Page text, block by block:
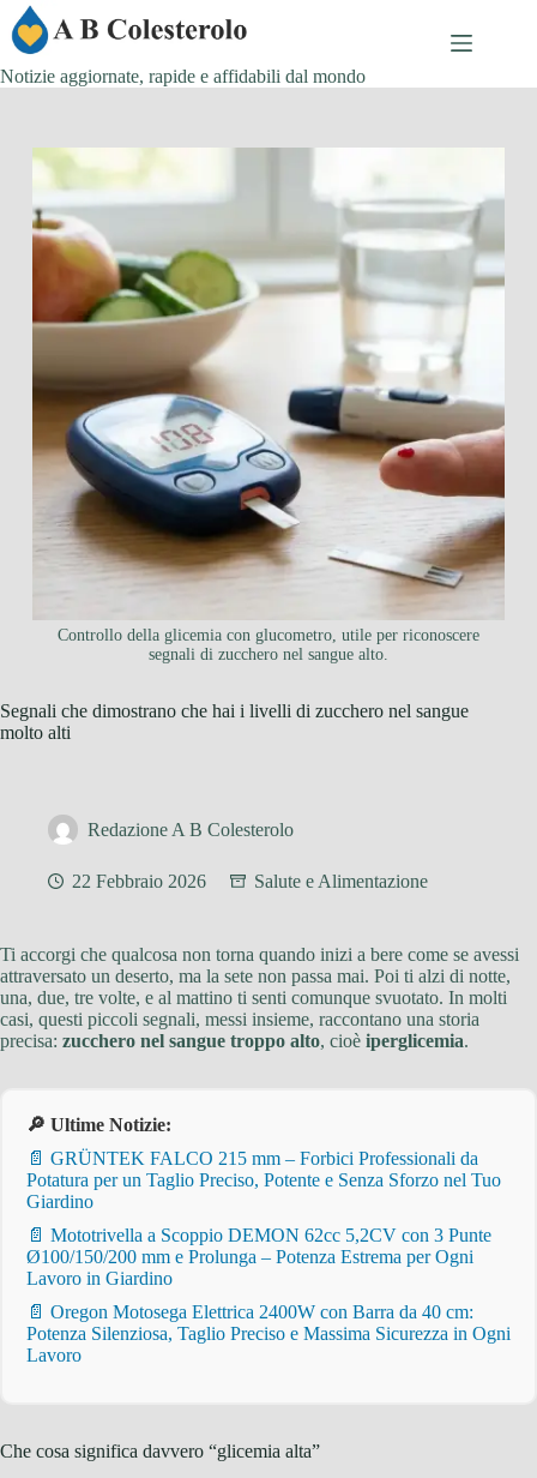
Salta
al
contenuto
Notizie aggiornate, rapide e affidabili dal mondo
Controllo della glicemia con glucometro, utile per riconoscere
segnali di zucchero nel sangue alto.
Segnali che dimostrano che hai i livelli di zucchero nel sangue
molto alti
Redazione A B Colesterolo
22 Febbraio 2026 Salute e Alimentazione
Ti accorgi che qualcosa non torna quando inizi a bere come se avessi
attraversato un deserto, ma la sete non passa mai. Poi ti alzi di notte,
una, due, tre volte, e al mattino ti senti comunque svuotato. In molti
casi, questi piccoli segnali, messi insieme, raccontano una storia
precisa: zucchero nel sangue troppo alto, cioè iperglicemia.
🔎 Ultime Notizie:
📄 GRÜNTEK FALCO 215 mm – Forbici Professionali da
Potatura per un Taglio Preciso, Potente e Senza Sforzo nel Tuo
Giardino
📄 Mototrivella a Scoppio DEMON 62cc 5,2CV con 3 Punte
Ø100/150/200 mm e Prolunga – Potenza Estrema per Ogni
Lavoro in Giardino
📄 Oregon Motosega Elettrica 2400W con Barra da 40 cm:
Potenza Silenziosa, Taglio Preciso e Massima Sicurezza in Ogni
Lavoro
Che cosa significa davvero “glicemia alta”